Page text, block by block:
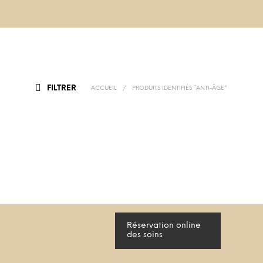
FILTRER ACCUEIL / PRODUITS IDENTIFIÉS “ANTI-ÂGE”
Réservation online
des soins